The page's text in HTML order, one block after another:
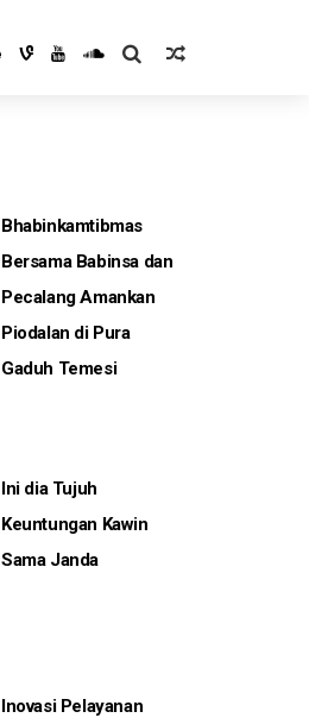
Bhabinkamtibmas
Bersama Babinsa dan
Pecalang Amankan
Piodalan di Pura
Gaduh Temesi
Ini dia Tujuh
Keuntungan Kawin
Sama Janda
Inovasi Pelayanan